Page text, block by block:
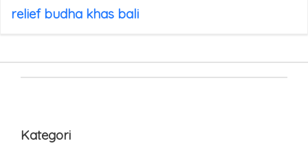
relief budha khas bali
Kategori